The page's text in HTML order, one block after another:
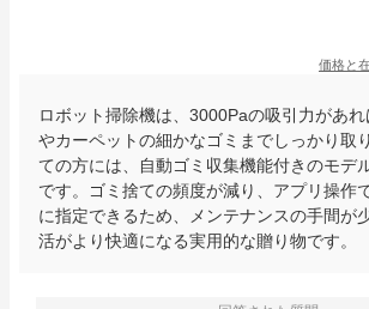
価格と
ロボット掃除機は、3000Paの吸引力があ
やカーペットの細かなゴミまでしっかり取
ての方には、自動ゴミ収集機能付きのモデ
です。ゴミ捨ての頻度が減り、アプリ操作
に指定できるため、メンテナンスの手間が
活がより快適になる実用的な贈り物です。